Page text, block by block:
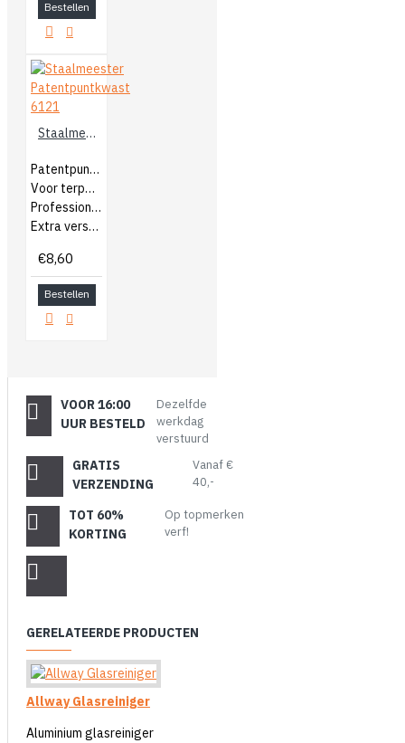
Bestellen
Staalmeester Patentpuntkwast 6121
Patentpuntkwast
Voor terpentine verf
Professionele kwast
Extra verstevigd
€8,60
Bestellen
VOOR 16:00
UUR BESTELD
Dezelfde
werkdag
verstuurd
GRATIS
VERZENDING
Vanaf €
40,-
TOT 60%
KORTING
Op topmerken
verf!
GERELATEERDE PRODUCTEN
Allway Glasreiniger
Aluminium glasreiniger